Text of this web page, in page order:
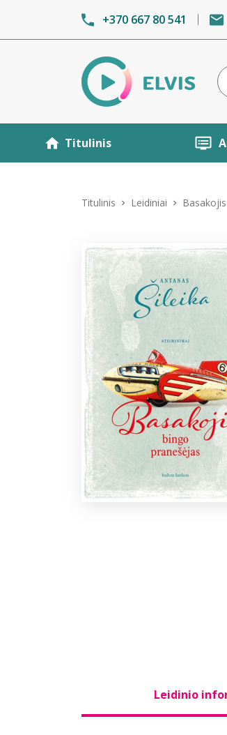
+370 667 80 541
Titulinis
Titulinis Leidiniai
Leidinio